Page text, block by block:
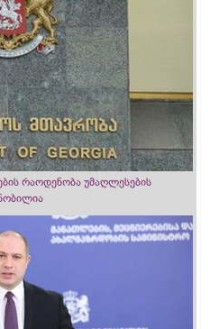
რაოდენობა უმაღლესების